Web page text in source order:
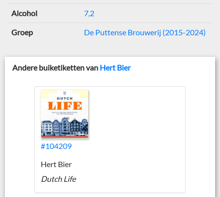
Alcohol 7,2
Groep De Puttense Brouwerij (2015-2024)
Andere buiketiketten van Hert Bier
#104209
Hert Bier
Dutch Life